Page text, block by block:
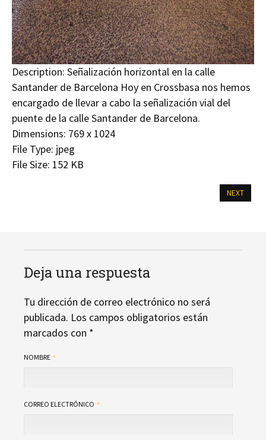
Description: Señalización horizontal en la calle
Santander de Barcelona Hoy en Crossbasa nos hemos
encargado de llevar a cabo la señalización vial del
puente de la calle Santander de Barcelona.
Dimensions: 769 x 1024
File Type: jpeg
File Size: 152 KB
NEXT
Deja una respuesta
Tu dirección de correo electrónico no será
publicada. Los campos obligatorios están
marcados con *
NOMBRE
CORREO ELECTRÓNICO